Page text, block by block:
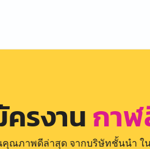
รงานกาฬ
คุณภาพดีล่าสุด จากบริษัทชั้นนำ